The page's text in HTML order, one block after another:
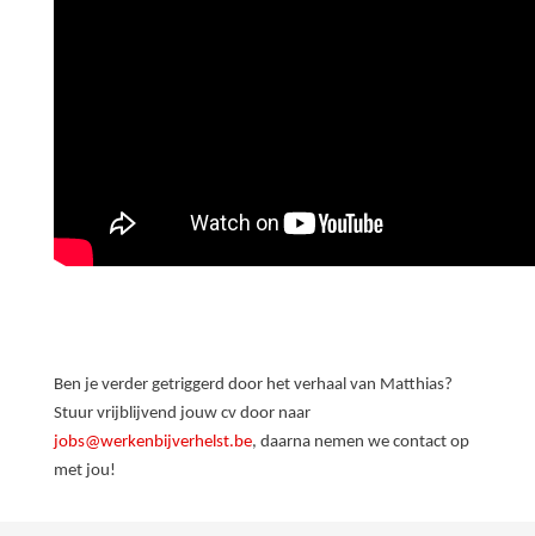
Ben je verder getriggerd door het verhaal van Matthias?
Stuur vrijblijvend jouw cv door naar
jobs@werkenbijverhelst.be, daarna nemen we contact op
met jou!